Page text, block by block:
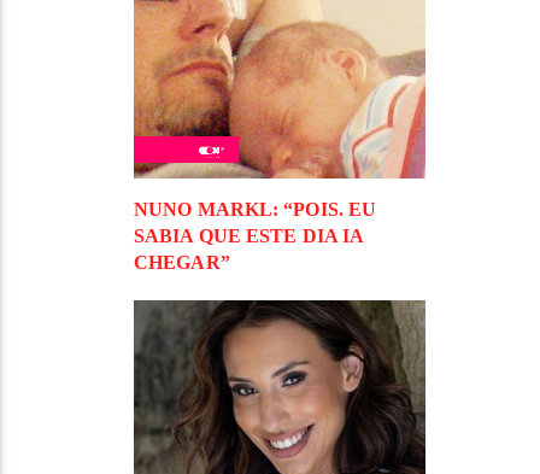
NUNO MARKL: “POIS. EU
SABIA QUE ESTE DIA IA
CHEGAR”